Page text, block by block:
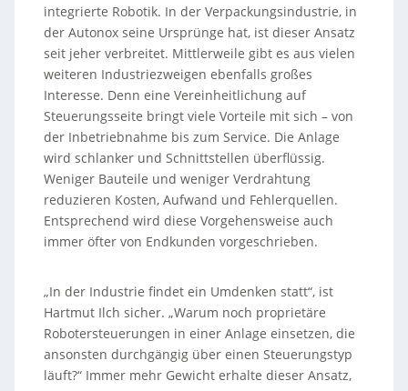
integrierte Robotik. In der Verpackungsindustrie, in
der Autonox seine Ursprünge hat, ist dieser Ansatz
seit jeher verbreitet. Mittlerweile gibt es aus vielen
weiteren Industriezweigen ebenfalls großes
Interesse. Denn eine Vereinheitlichung auf
Steuerungsseite bringt viele Vorteile mit sich – von
der Inbetriebnahme bis zum Service. Die Anlage
wird schlanker und Schnittstellen überflüssig.
Weniger Bauteile und weniger Verdrahtung
reduzieren Kosten, Aufwand und Fehlerquellen.
Entsprechend wird diese Vorgehensweise auch
immer öfter von Endkunden vorgeschrieben.
„In der Industrie findet ein Umdenken statt“, ist
Hartmut Ilch sicher. „Warum noch proprietäre
Robotersteuerungen in einer Anlage einsetzen, die
ansonsten durchgängig über einen Steuerungstyp
läuft?“ Immer mehr Gewicht erhalte dieser Ansatz,